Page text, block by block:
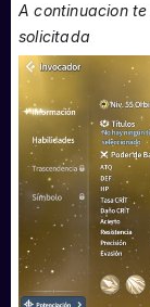
A continuacion
solicitada